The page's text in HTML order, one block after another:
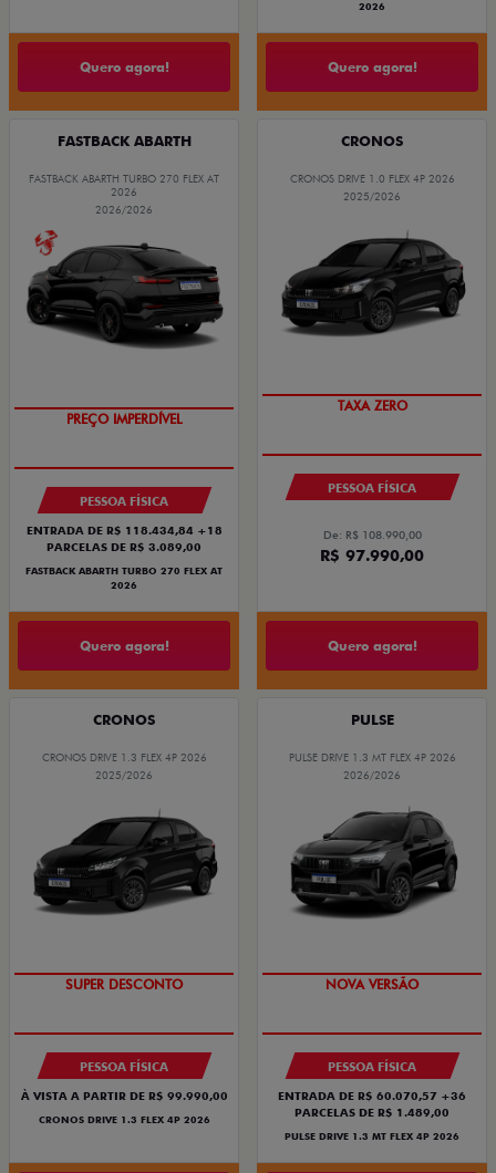
Quero agora!
2026
Quero agora!
FASTBACK ABARTH
FASTBACK ABARTH TURBO 270 FLEX AT
2026
2026/2026
TAXA ZERO
PESSOA FÍSICA
ENTRADA DE R$ 118.434,84 +18
PARCELAS DE R$ 3.089,00
FASTBACK ABARTH TURBO 270 FLEX AT
2026
Quero agora!
CRONOS
CRONOS DRIVE 1.0 FLEX 4P 2026
2025/2026
COM USADO NA TROCA
PESSOA FÍSICA
De: R$ 108.990,00
R$ 97.990,00
Quero agora!
CRONOS
CRONOS DRIVE 1.3 FLEX 4P 2026
2025/2026
BÔNUS DE ATÉ R$ 14 MIL
PESSOA FÍSICA
À VISTA A PARTIR DE R$ 99.990,00
CRONOS DRIVE 1.3 FLEX 4P 2026
PULSE
PULSE DRIVE 1.3 MT FLEX 4P 2026
2026/2026
PREÇO IMPERDÍVEL
PESSOA FÍSICA
ENTRADA DE R$ 60.070,57 +36
PARCELAS DE R$ 1.489,00
PULSE DRIVE 1.3 MT FLEX 4P 2026